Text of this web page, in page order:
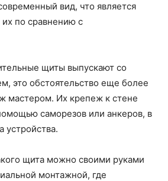
вид, что является
по сравнению с
щиты выпускают со
это обстоятельство еще более
мастером. Их крепеж к стене
саморезов или анкеров, в
устройства.
щита можно своими руками
монтажной, где